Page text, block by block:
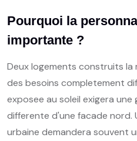
Pourquoi la
importante ?
Deux logements construits la
des besoins completement
exposee au soleil exigera
differente d'une facade nord.
urbaine demandera souvent